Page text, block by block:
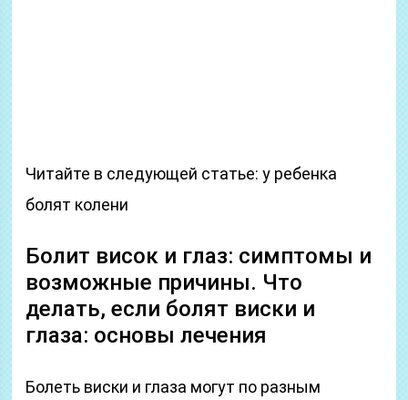
Читайте в следующей статье: у ребенка
болят колени
Болит висок и глаз: симптомы и
возможные причины. Что
делать, если болят виски и
глаза: основы лечения
Болеть виски и глаза могут по разным